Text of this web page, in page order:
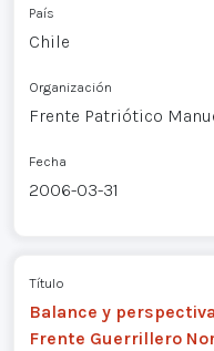
País
Chile
Organización
Frente Patriótico
Fecha
2006-03-31
Título
Balance y
Frente Guerrillero